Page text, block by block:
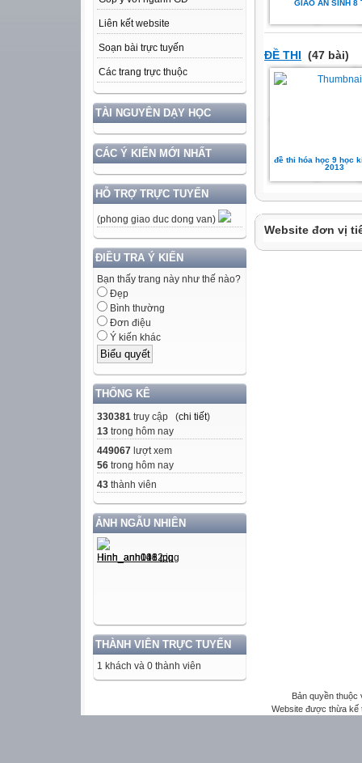
Liên kết website
Soạn bài trực tuyến
Các trang trực thuộc
TÀI NGUYÊN DẠY HỌC
CÁC Ý KIẾN MỚI NHẤT
HỖ TRỢ TRỰC TUYẾN
(phong giao duc dong van)
ĐIỀU TRA Ý KIẾN
Bạn thấy trang này như thế nào?
Đẹp
Bình thường
Đơn điệu
Ý kiến khác
THỐNG KÊ
330381 truy cập (chi tiết)
13 trong hôm nay
449067 lượt xem
56 trong hôm nay
43 thành viên
ẢNH NGẪU NHIÊN
THÀNH VIÊN TRỰC TUYẾN
1 khách và 0 thành viên
GIÁO ÁN SINH 8
ĐỀ THI (47 bài)
đề thi hóa học 9 học
2013
Website đơn vị
Bản quyền
Website được thừa